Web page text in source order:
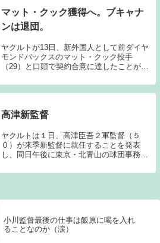
マット・クック獲得へ。ブキャナ
ンは退団。
ヤクルトが13日、新外国人として前ダイヤ
モンドバックスのマット・クック投手
（29）と口頭で契約合意に達したことが分
年契約で、背番号は33になる。また、デー
ビッド・ブキャナン投手（30）はこの日、
高津新監督
ヤクルトは１日、高津臣吾２軍監督（５
０）が来季新監督に就任することを発表
し、同日午後に東京・北青山の球団事務所
約期間は３年に決まった。（サンケイスポ
小川監督最後の仕事は飯原に喝を入れ
ることなのか（涙）